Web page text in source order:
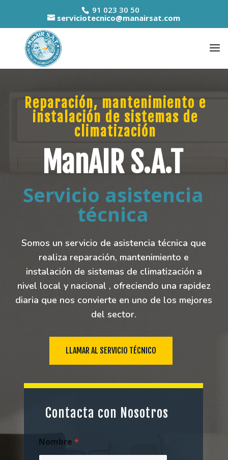
91 023 30 50
serviciotecnico@manairsat.com
Reparación, mantenimiento e
instalación de sistemas de
climatización
ManAIR S.A.T
Servicio asistencia
técnica
Somos un servicio de asistencia técnica que
realiza reparación, mantenimiento e
instalación de sistemas de climatización a
nivel local y nacional , ofreciendo una rapidez
diaria que nos convierte en uno de los mejores
del sector.
LLAMAR AL SERVICIO TÉCNICO
Contacta con Nosotros
Nombre *